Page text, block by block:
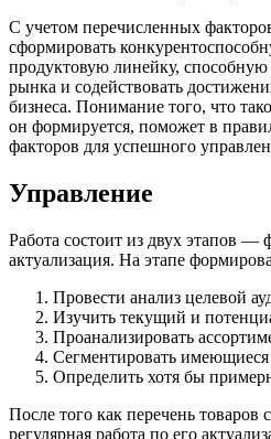
С учетом перечисленных
сформировать
продуктовую линейку, способную
рынка и содействовать
бизнеса. Понимание того, что
он формируется, поможет в
факторов для успешного
Управление
Работа состоит из двух этапов —
актуализация. На этапе
Провести анализ целевой
Изучить текущий и
Проанализировать
Сегментировать
Определить хотя бы
После того как перечень товаров
регулярная работа по его